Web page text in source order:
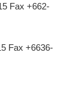
Fax +662-
Fax +6636-